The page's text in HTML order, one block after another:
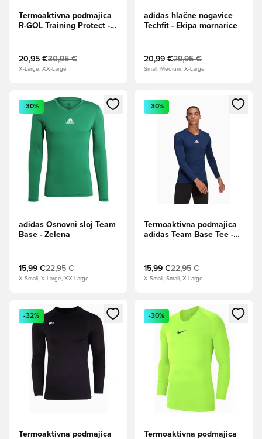
Termoaktivna podmajica
R-GOL Training Protect -
20,95 €30,95 €
X-Large, XX-Large
adidas hlačne nogavice
Techfit - Ekipa mornarice
20,99 €29,95 €
Small, Medium, X-Large
Odpre Modal za prijavo ali vpis kot član
-30%
adidas Osnovni sloj Team
Base - Zelena
15,99 €22,95 €
X-Small, X-Large, XX-Large
Odpre Modal za prijavo ali
-30%
Termoaktivna podmajica
adidas Team Base Tee -
15,99 €22,95 €
X-Small, Small, X-Large
Odpre Modal za prijavo ali vpis kot član
-32%
Termoaktivna podmajica
Odpre Modal za prijavo ali
-30%
Termoaktivna podmajica